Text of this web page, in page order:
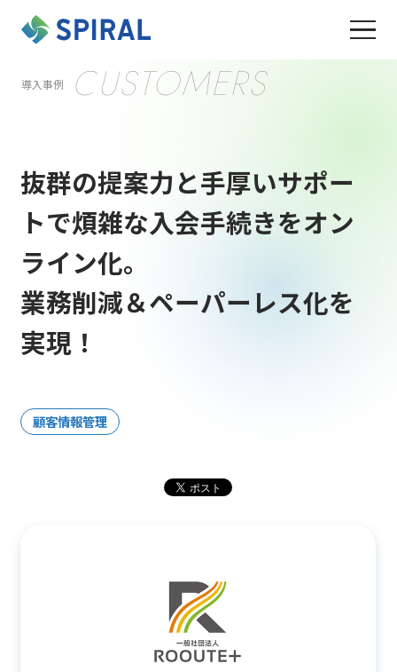
導入事例 CUSTOMERS
抜群の提案力と手厚いサポー
トで煩雑な入会手続きをオン
ライン化。
業務削減＆ペーパーレス化を
実現！
顧客情報管理